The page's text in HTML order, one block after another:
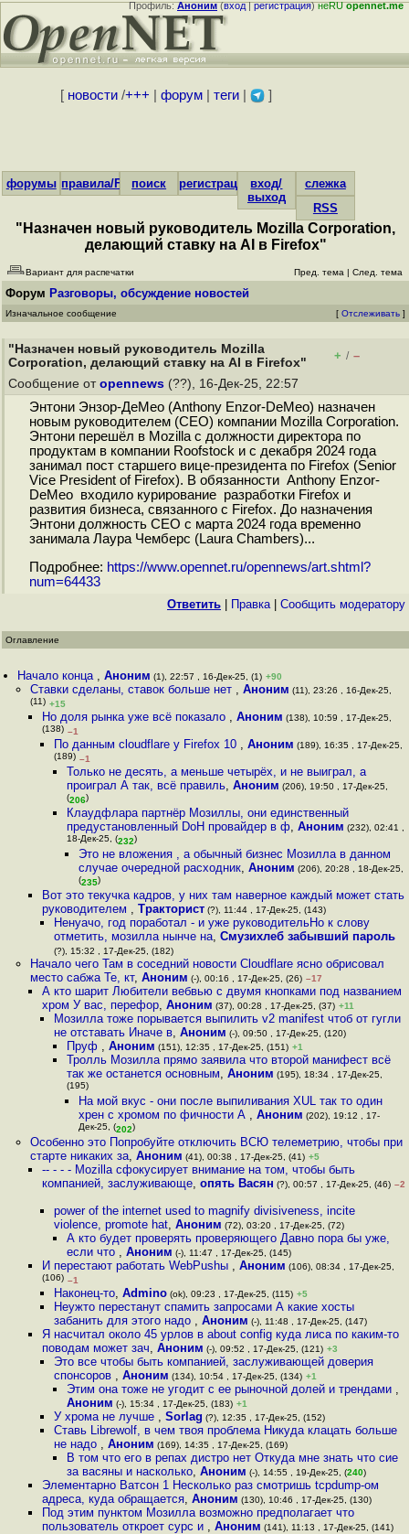
Профиль:Аноним(вход|регистрация)неRUopennet.me
[ новости/+++ форум| теги| ]
форумы правила/FAQпоиск регистрациявход/
выход
слежка
RSS
"Назначен новый руководитель Mozilla Corporation,
делающий ставку на AI в Firefox"
Вариант для распечатки Пред. тема | След. тема
Форум Разговоры, обсуждение новостей
Изначальное сообщение [ Отслеживать ]
"Назначен новый руководитель Mozilla
Corporation, делающий ставку на AI в Firefox"
+ / –
Сообщение от opennews (??), 16-Дек-25, 22:57
Энтони Энзор-ДеМео (Anthony Enzor-DeMeo) назначен
новым руководителем (CEO) компании Mozilla Corporation.
Энтони перешёл в Mozilla с должности директора по
продуктам в компании Roofstock и с декабря 2024 года
занимал пост старшего вице-президента по Firefox (Senior
Vice President of Firefox). В обязанности Anthony Enzor-
DeMeo входило курирование разработки Firefox и
развития бизнеса, связанного с Firefox. До назначения
Энтони должность CEO с марта 2024 года временно
занимала Лаура Чемберс (Laura Chambers)...
Подробнее: https://www.opennet.ru/opennews/art.shtml?
num=64433
Ответить Правка| Cообщить модератору
Оглавление
Начало конца ,Аноним (1), 22:57 , 16-Дек-25, (1) +90
Ставки сделаны, ставок больше нет , Аноним (11), 23:26 , 16-Дек-25,
(11) +15
Но доля рынка уже всё показало , Аноним (138), 10:59 , 17-Дек-25,
(138) –1
По данным cloudflare у Firefox 10 ,Аноним (189), 16:35 , 17-Дек-25,
(189) –1
Только не десять, а меньше четырёх, и не выиграл, а
проиграл А так, всё правиль, Аноним (206), 19:50 , 17-Дек-25,
(206)
Клаудфлара партнёр Мозиллы, они единственный
предустановленный DoH провайдер в ф, Аноним (232), 02:41 ,
18-Дек-25, (232)
Это не вложения , а обычный бизнес Мозилла в данном
случае очередной расходник, Аноним (206), 20:28 , 18-Дек-25,
(235)
Вот это текучка кадров, у них там наверное каждый может стать
руководителем , Тракторист(?), 11:44 , 17-Дек-25, (143)
Ненуачо, год поработал - и уже руководительНо к слову
отметить, мозилла нынче на,Смузихлеб забывший пароль
(?), 15:32 , 17-Дек-25, (182)
Начало чего Там в соседний новости Cloudflare ясно обрисовал
место сабжа Те, кт, Аноним (-), 00:16 , 17-Дек-25, (26) –17
А кто шарит Любители вебвью с двумя кнопками под названием
хром У вас, перефор, Аноним (37), 00:28 , 17-Дек-25, (37) +11
Мозилла тоже порывается выпилить v2 manifest чтоб от гугли
не отставать Иначе в,Аноним (-), 09:50 , 17-Дек-25, (120)
Пруф , Аноним (151), 12:35 , 17-Дек-25, (151) +1
Тролль Мозилла прямо заявила что второй манифест всё
так же останется основным, Аноним (195), 18:34 , 17-Дек-25,
(195)
На мой вкус - они после выпиливания XUL так то один
хрен с хромом по фичности А , Аноним (202), 19:12 , 17-
Дек-25, (202)
Особенно это Попробуйте отключить ВСЮ телеметрию, чтобы при
старте никаких за, Аноним (41), 00:38 , 17-Дек-25, (41) +5
-- - - - Mozilla сфокусирует внимание на том, чтобы быть
компанией, заслуживающе, опять Васян (?), 00:57 , 17-Дек-25, (46) –2
power of the internet used to magnify divisiveness, incite
violence, promote hat,Аноним (72), 03:20 , 17-Дек-25, (72)
А кто будет проверять проверяющего Давно пора бы уже,
если что , Аноним (-), 11:47 , 17-Дек-25, (145)
И перестают работать WebPushы , Аноним (106), 08:34 , 17-Дек-25,
(106) –1
Наконец-то,Admino (ok), 09:23 , 17-Дек-25, (115) +5
Неужто перестанут спамить запросами А какие хосты
забанить для этого надо ,Аноним (-), 11:48 , 17-Дек-25, (147)
Я насчитал около 45 урлов в about config куда лиса по каким-то
поводам может зач, Аноним (-), 09:52 , 17-Дек-25, (121) +3
Это все чтобы быть компанией, заслуживающей доверия
спонсоров ,Аноним (134), 10:54 , 17-Дек-25, (134) +1
Этим она тоже не угодит с ее рыночной долей и трендами ,
Аноним (-), 15:34 , 17-Дек-25, (183) +1
У хрома не лучше ,Sorlag (?), 12:35 , 17-Дек-25, (152)
Ставь Librewolf, в чем твоя проблема Никуда клацать больше
не надо ,Аноним (169), 14:35 , 17-Дек-25, (169)
В том что его в репах дистро нет Откуда мне знать что сие
за васяны и насколько, Аноним (-), 14:55 , 19-Дек-25, (240)
Элементарно Ватсон 1 Несколько раз смотришь tcpdump-ом
адреса, куда обращается, Аноним (130), 10:46 , 17-Дек-25, (130)
Под этим пунктом Мозилла возможно предполагает что
пользователь откроет сурс и , Аноним (141), 11:13 , 17-Дек-25, (141)